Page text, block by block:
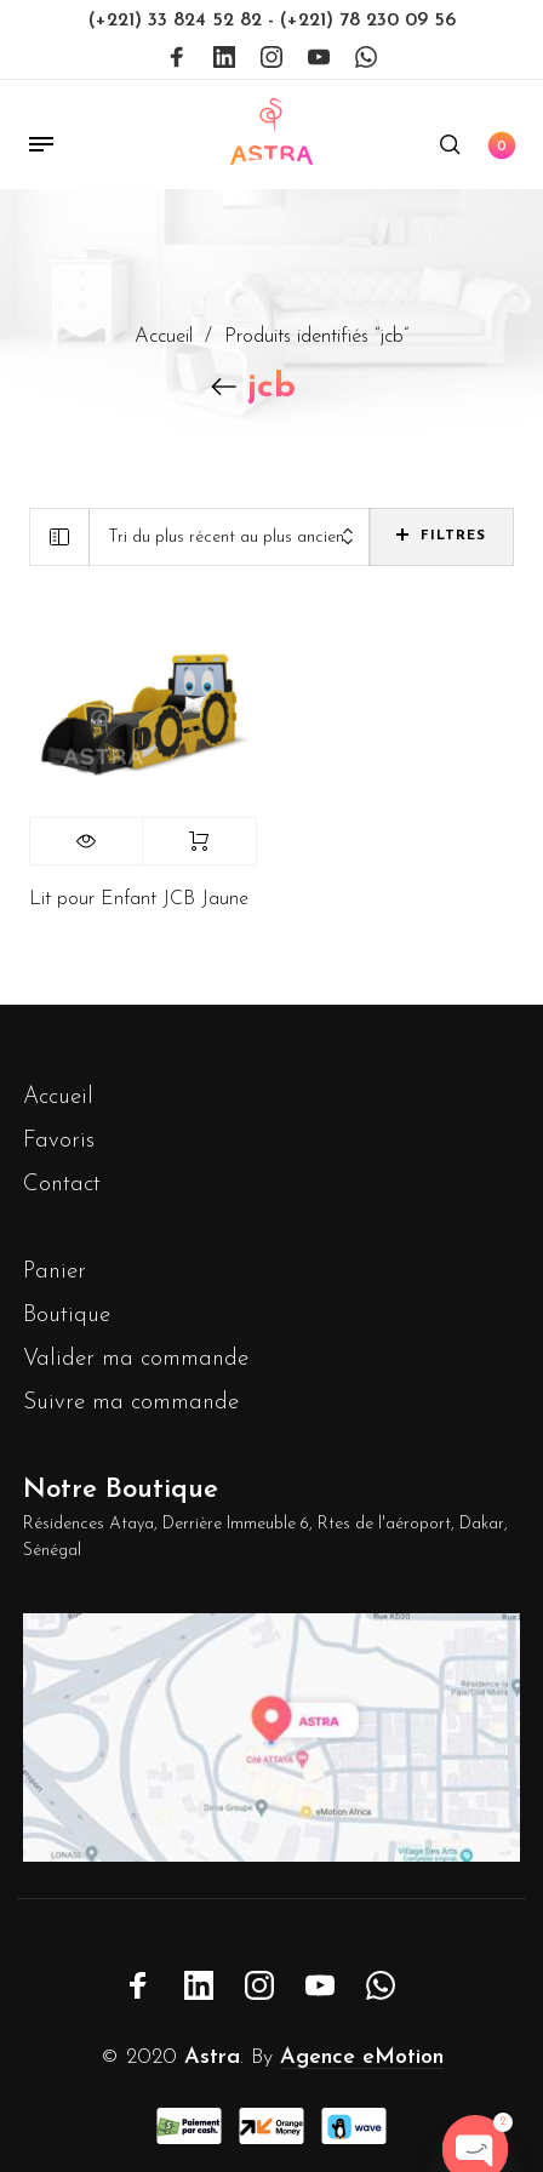
(+221) 33 824 52 82 - (+221) 78 230 09 56
0
Accueil / Produits identifiés “jcb”
jcb
Tri du plus récent au plus ancien FILTRES
Lit pour Enfant JCB Jaune
Accueil
Favoris
Contact
Panier
Boutique
Valider ma commande
Suivre ma commande
Notre Boutique
Résidences Ataya, Derrière Immeuble 6, Rtes de l'aéroport, Dakar,
Sénégal
© 2020 Astra. By Agence eMotion
2